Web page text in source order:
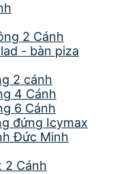
2 Cánh
- bàn piza
2 cánh
4 Cánh
6 Cánh
đứng Icymax
Đức Minh
2 Cánh